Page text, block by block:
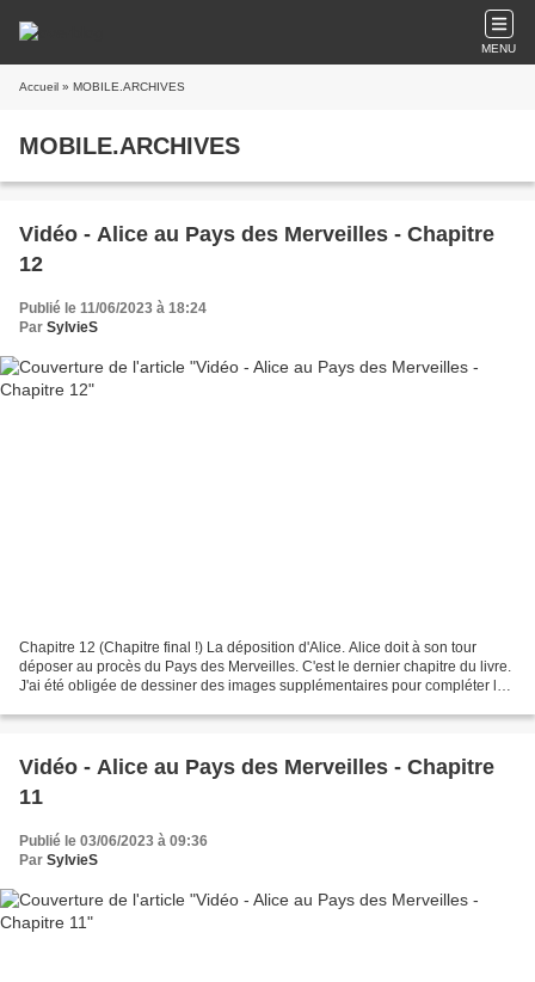
MENU
Accueil » MOBILE.ARCHIVES
MOBILE.ARCHIVES
Vidéo - Alice au Pays des Merveilles - Chapitre
12
Publié le 11/06/2023 à 18:24
Par SylvieS
Chapitre 12 (Chapitre final !) La déposition d'Alice. Alice doit à son tour
déposer au procès du Pays des Merveilles. C'est le dernier chapitre du livre.
J'ai été obligée de dessiner des images supplémentaires pour compléter la
Vidéo - Alice au Pays des Merveilles - Chapitre
11
Publié le 03/06/2023 à 09:36
Par SylvieS